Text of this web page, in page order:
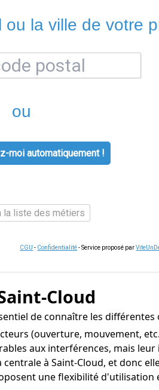
la ville de votre
ou
moi automatiquement !
la liste des métiers
CGU - Confidentialité- Service proposé par
Cloud
de connaître les
(ouverture, mouvement,
aux interférences, mais
à Saint-Cloud, et donc
une flexibilité